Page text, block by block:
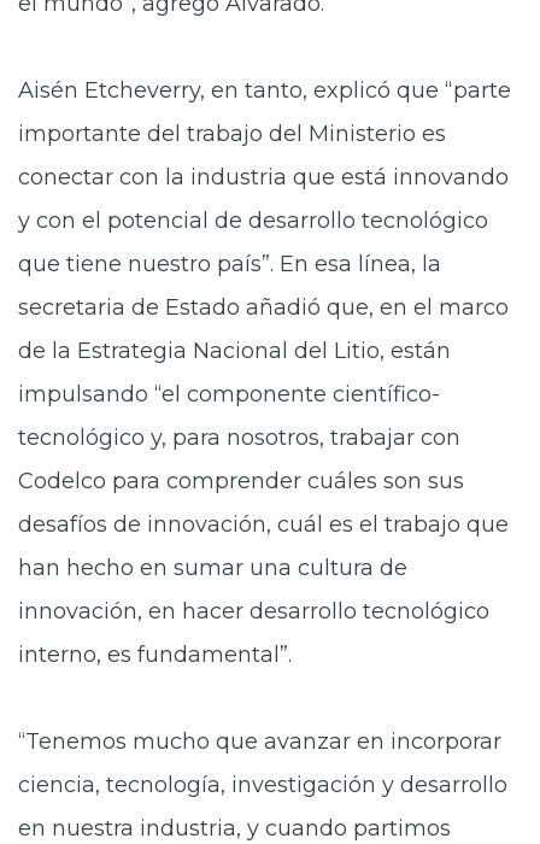
Aisén Etcheverry, en tanto, explicó que “parte
importante del trabajo del Ministerio es
conectar con la industria que está innovando
y con el potencial de desarrollo tecnológico
que tiene nuestro país”. En esa línea, la
secretaria de Estado añadió que, en el marco
de la Estrategia Nacional del Litio, están
impulsando “el componente científico-
tecnológico y, para nosotros, trabajar con
Codelco para comprender cuáles son sus
desafíos de innovación, cuál es el trabajo que
han hecho en sumar una cultura de
innovación, en hacer desarrollo tecnológico
interno, es fundamental”.
“Tenemos mucho que avanzar en incorporar
ciencia, tecnología, investigación y desarrollo
en nuestra industria, y cuando partimos